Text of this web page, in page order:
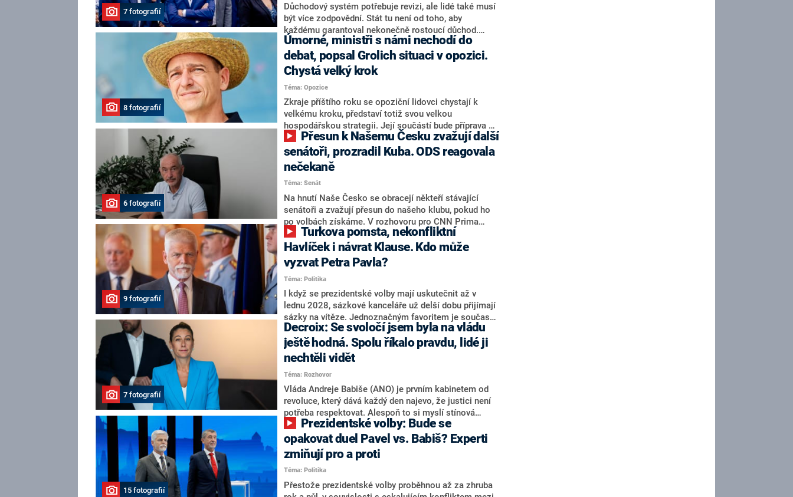
7 fotografií
Důchodový systém potřebuje revizi, ale lidé také musí
být více zodpovědní. Stát tu není od toho, aby
každému garantoval nekonečně rostoucí důchod.
Chybí tu nový systém a my ho představíme,řekl
hejtman Jihočeského kraje a předseda hnutí Naše
Česko Martin Kuba v rozhovoru pro CNN Prima NEWS.
V čele státu pak podle něj nemůže být člověk, který by
střetem zájmů omezoval čerpání financí a rozvoj,
dodal. Řešení u Andreje Babiše ale hodnotit nechtěl.
8 fotografií
Úmorné, ministři s námi nechodí do
debat, popsal Grolich situaci v opozici.
Chystá velký krok
Téma: Opozice
Zkraje příštího roku se opoziční lidovci chystají k
velkému kroku, představí totiž svou velkou
hospodářskou strategii. Její součástí bude příprava na
stárnutí populace, řekl ve středu na setkání s novináři
nový předseda lidovců Jan Grolich. Ten zároveň v
senátních volbách kandiduje ve Vyškově. Popsal i
aktivitu opozice, o níž vládní strany nebo političtí
komentátoři mluví jako o slabé a v defenzivě. „Je to
úmorná práce upozorňovat na chyby vlády. Ministři s
námi navíc nechodí do debat. Chceme ale ukazovat
svoje témata,“ odpověděl Grolich na dotaz CNN Prima
NEWS.
6 fotografií
senátoři, prozradil Kuba. ODS reagovala
nečekaně
Téma: Senát
Na hnutí Naše Česko se obracejí někteří stávající
senátoři a zvažují přesun do našeho klubu, pokud ho
po volbách získáme. V rozhovoru pro CNN Prima
NEWS to řekl zakladatel hnutí a jihočeský hejtman
Martin Kuba. Konkrétní nebyl, ale získat by takto mohl
například senátora Zdeňka Hrabu, který je dnes
součástí klubu ODS a TOP 09. Hraba to na dotaz
redakce nevyloučil. Předseda klubu senátorů ODS
Zdeněk Nytra redakci řekl, že počítá s odchodem
některých senátorů z klubu a že Naše Česko není
nepřítel, ale soupeř.
9 fotografií
Havlíček i návrat Klause. Kdo může
vyzvat Petra Pavla?
Téma: Politika
I když se prezidentské volby mají uskutečnit až v
lednu 2028, sázkové kanceláře už delší dobu přijímají
sázky na vítěze. Jednoznačným favoritem je současná
hlava státu Petr Pavel. Daleko za ním pak bookmakeři
zmiňují dva výrazné politiky ANO, tedy premiéra
Andreje Babiše a ministra průmyslu Karla Havlíčka.
Oblíbeným tipem samotných sázkařů je poslanec za
Motoristy Filip Turek. Politolog Jan Kubáček nicméně
o případné kandidatuře kohokoliv ze zmíněné trojice
značně pochybuje. Podle něj současná koalice dosud
nemá osobu, která by Pavlovi mohla konkurovat.
7 fotografií
Decroix: Se svoločí jsem byla na vládu
ještě hodná. Spolu říkalo pravdu, lidé ji
nechtěli vidět
Téma: Rozhovor
Vláda Andreje Babiše (ANO) je prvním kabinetem od
revoluce, který dává každý den najevo, že justici není
potřeba respektovat. Alespoň to si myslí stínová
ministryně spravedlnosti ODS Eva Decroix. V
rozhovoru pro CNN Prima NEWS si nebrala servítky
ohledně politického výkonu svého nástupce Jeronýma
Tejce (za ANO) či vládní zmocněnkyně pro lidská
práva Taťány Malé (ANO). Označením „svoloč“ na
adresu vlády prý byla ještě hodná. Decroix se také
15 fotografií
opakovat duel Pavel vs. Babiš? Experti
zmiňují pro a proti
Téma: Politika
Přestože prezidentské volby proběhnou až za zhruba